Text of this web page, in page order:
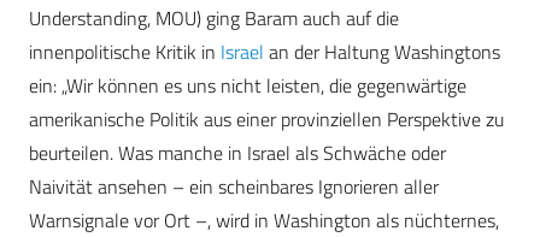
Understanding, MOU) ging Baram auch auf die
innenpolitische Kritik in Israel an der Haltung Washingtons
ein: „Wir können es uns nicht leisten, die gegenwärtige
amerikanische Politik aus einer provinziellen Perspektive zu
beurteilen. Was manche in Israel als Schwäche oder
Naivität ansehen – ein scheinbares Ignorieren aller
Warnsignale vor Ort –, wird in Washington als nüchternes,